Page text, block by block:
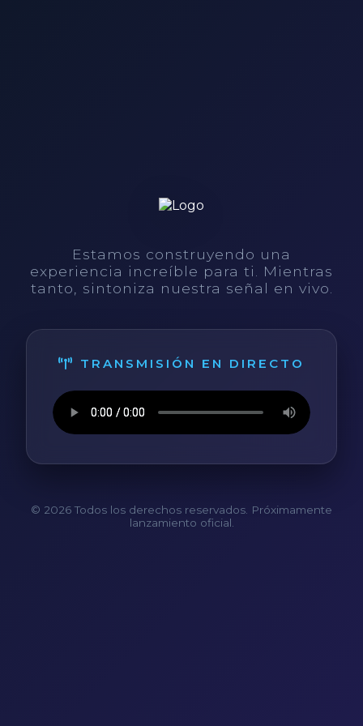
Estamos construyendo una
experiencia increíble para ti. Mientras
tanto, sintoniza nuestra señal en vivo.
TRANSMISIÓN EN DIRECTO
© 2026 Todos los derechos reservados. Próximamente
lanzamiento oficial.